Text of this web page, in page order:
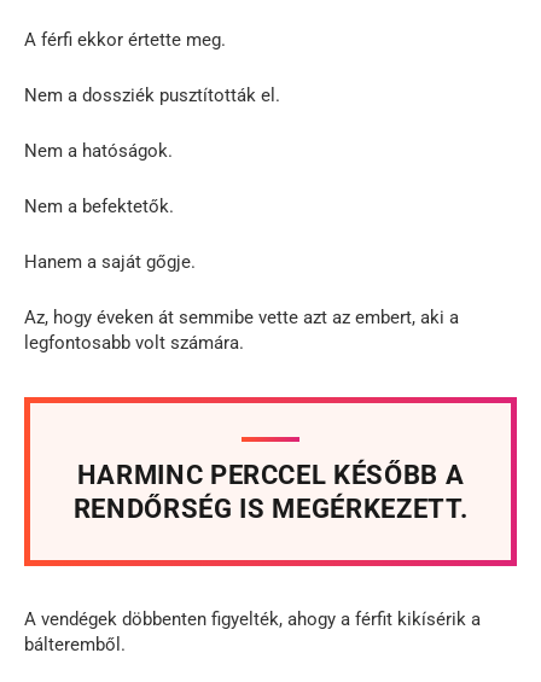
A férfi ekkor értette meg.
Nem a dossziék pusztították el.
Nem a hatóságok.
Nem a befektetők.
Hanem a saját gőgje.
Az, hogy éveken át semmibe vette azt az embert, aki a
legfontosabb volt számára.
HARMINC PERCCEL KÉSŐBB A
RENDŐRSÉG IS MEGÉRKEZETT.
A vendégek döbbenten figyelték, ahogy a férfit kikísérik a
bálteremből.